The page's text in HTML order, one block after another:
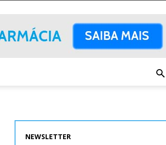
NEWSLETTER